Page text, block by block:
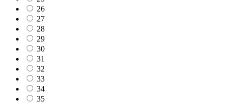
26
27
28
29
30
31
32
33
34
35